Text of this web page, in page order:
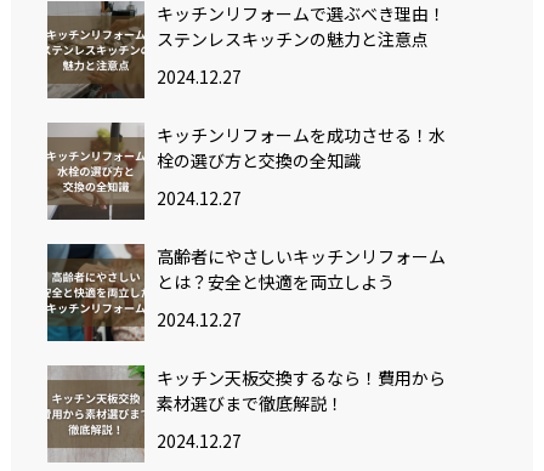
キッチンリフォームで選ぶべき理由！
ステンレスキッチンの魅力と注意点
2024.12.27
キッチンリフォームを成功させる！水
栓の選び方と交換の全知識
2024.12.27
高齢者にやさしいキッチンリフォーム
とは？安全と快適を両立しよう
2024.12.27
キッチン天板交換するなら！費用から
素材選びまで徹底解説！
2024.12.27